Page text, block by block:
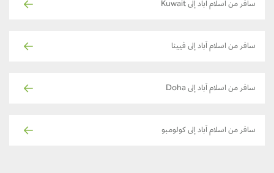
سافر من اسلام آباد إلى Kuwait
سافر من اسلام آباد إلى فيينا
سافر من اسلام آباد إلى Doha
سافر من اسلام آباد إلى كولومبو